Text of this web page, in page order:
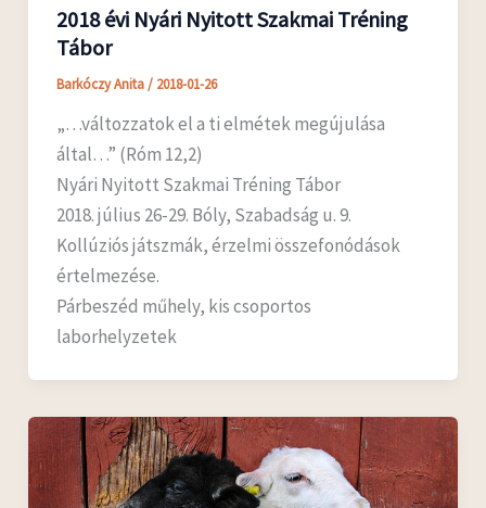
2018 évi Nyári Nyitott Szakmai Tréning
Tábor
Barkóczy Anita/ 2018-01-26
„…változzatok el a ti elmétek megújulása
által…” (Róm 12,2)
Nyári Nyitott Szakmai Tréning Tábor
2018. július 26-29. Bóly, Szabadság u. 9.
Kollúziós játszmák, érzelmi összefonódások
értelmezése.
Párbeszéd műhely, kis csoportos
laborhelyzetek